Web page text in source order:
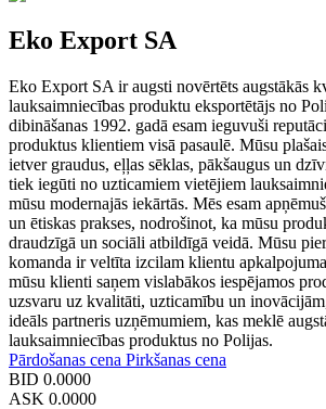
Eko Export SA
Eko Export SA ir augsti novērtēts augstākās
lauksaimniecības produktu eksportētājs no
dibināšanas 1992. gadā esam ieguvuši
produktus klientiem visā pasaulē. Mūsu
ietver graudus, eļļas sēklas, pākšaugus un
tiek iegūti no uzticamiem vietējiem
mūsu modernajās iekārtās. Mēs esam
un ētiskas prakses, nodrošinot, ka mūsu
draudzīgā un sociāli atbildīgā veidā. Mūsu
komanda ir veltīta izcilam klientu
mūsu klienti saņem vislabākos iespējamos
uzsvaru uz kvalitāti, uzticamību un
ideāls partneris uzņēmumiem, kas meklē
lauksaimniecības produktus no Polijas.
Pārdošanas cena Pirkšanas cena
BID 0.0000
ASK 0.0000